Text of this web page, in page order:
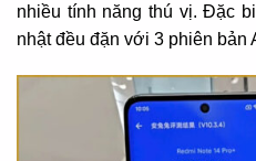
nhiều tính năng thú vị. Đặc
nhật đều đặn với 3 phiên bản